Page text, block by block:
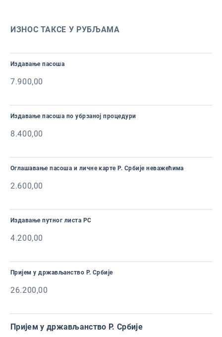
ИЗНОС ТАКСЕ У РУБЉАМА
Издавање пасоша
7.900,00
Издавање пасоша по убрзаној процедури
8.400,00
Оглашавање пасоша и личне карте Р. Србије неважећима
2.600,00
Издавање путног листа РС
4.200,00
Пријем у држављанство Р. Србије
26.200,00
Пријем у држављанство Р. Србије